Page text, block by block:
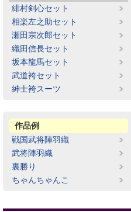
緋村剣心セット
相楽左之助セット
瀬田宗次郎セット
織田信長セット
坂本龍馬セット
武道袴セット
紳士袴スーツ
作品例
戦国武将陣羽織
武将陣羽織
裏勝り
ちゃんちゃんこ